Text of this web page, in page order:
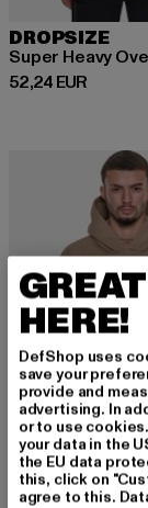
DROPSIZE
Super Heavy
52,24 EUR
Derzeitiger Preis:
DROPSIZE
Heavy Oversize
HERE!
DefShop uses
save your
provide and
advertising. In
or to use
your data in the
the EU data
this, click on
agree to this.